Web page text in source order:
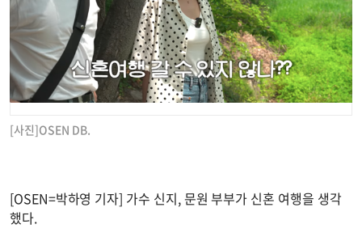
[사진]OSEN DB.
[OSEN=박하영 기자] 가수 신지, 문원 부부가 신혼 여행을 생각
했다.